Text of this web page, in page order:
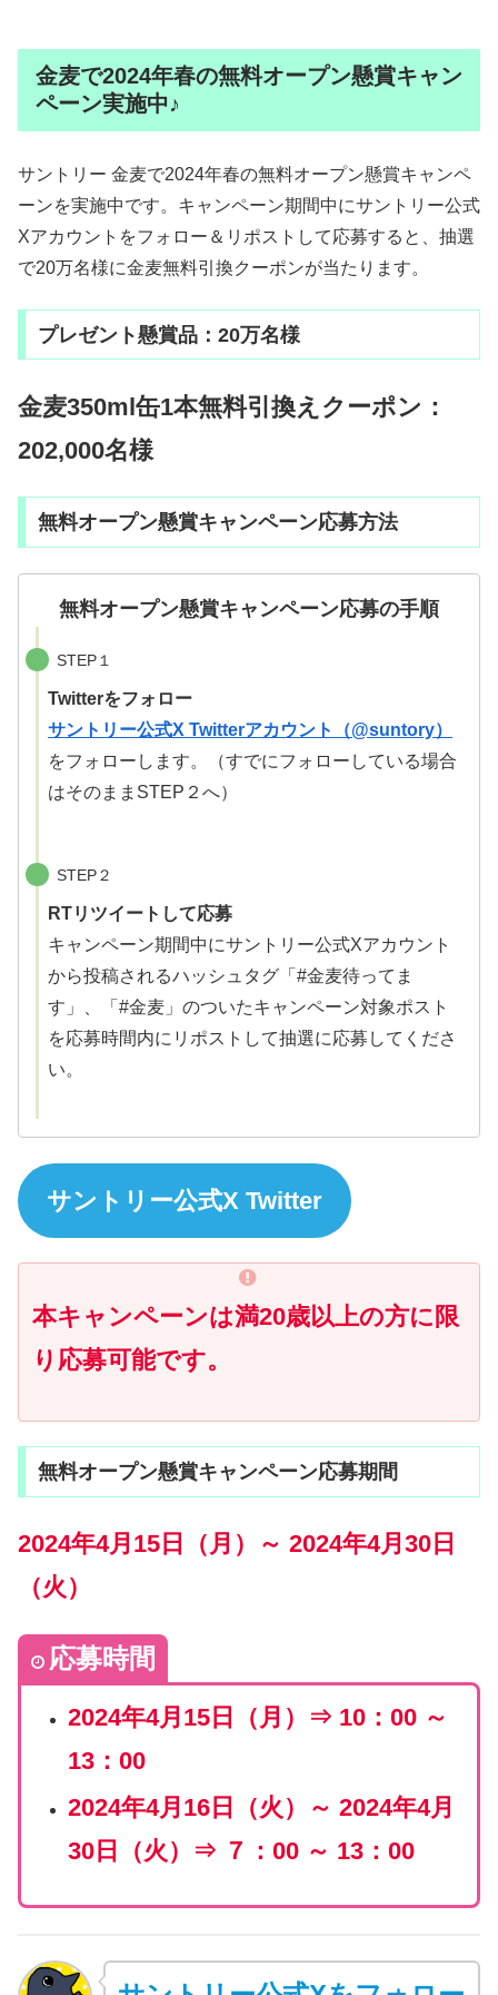
金麦で2024年春の無料オープン懸賞キャン
ペーン実施中♪
サントリー 金麦で2024年春の無料オープン懸賞キャンペ
ーンを実施中です。キャンペーン期間中にサントリー公式
Xアカウントをフォロー＆リポストして応募すると、抽選
で20万名様に金麦無料引換クーポンが当たります。
プレゼント懸賞品：20万名様
金麦350ml缶1本無料引換えクーポン：
202,000名様
無料オープン懸賞キャンペーン応募方法
無料オープン懸賞キャンペーン応募の手順
STEP１
Twitterをフォロー
サントリー公式X Twitterアカウント（@suntory）
をフォローします。（すでにフォローしている場合
はそのままSTEP２へ）
STEP２
RTリツイートして応募
キャンペーン期間中にサントリー公式Xアカウント
から投稿されるハッシュタグ「#金麦待ってま
す」、「#金麦」のついたキャンペーン対象ポスト
を応募時間内にリポストして抽選に応募してくださ
い。
サントリー公式X Twitter
本キャンペーンは満20歳以上の方に限
り応募可能です。
無料オープン懸賞キャンペーン応募期間
2024年4月15日（月）～ 2024年4月30日
（火）
応募時間
2024年4月15日（月）⇒ 10：00 ～
13：00
2024年4月16日（火）～ 2024年4月
30日（火）⇒ ７：00 ～ 13：00